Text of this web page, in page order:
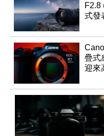
F2.8
式發
疊式
迎來